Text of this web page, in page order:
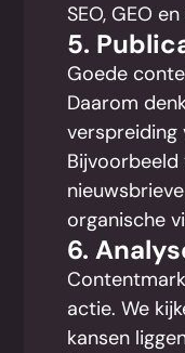
SEO, GEO
5.
Goede
Daarom
verspreiding
Bijvoorbeeld
organische
6.
actie. We
kansen